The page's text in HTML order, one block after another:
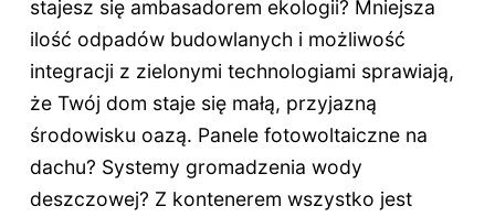
stajesz się ambasadorem ekologii? Mniejsza
ilość odpadów budowlanych i możliwość
integracji z zielonymi technologiami sprawiają,
że Twój dom staje się małą, przyjazną
środowisku oazą. Panele fotowoltaiczne na
dachu? Systemy gromadzenia wody
deszczowej? Z kontenerem wszystko jest